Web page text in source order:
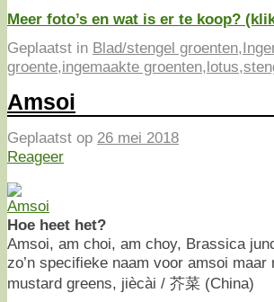
Meer foto’s en wat is er te koop?
Geplaatst in Blad/stengel groenten,
groente,ingemaakte groenten,lotus,
Amsoi
Geplaatst op 26 mei 2018
Reageer
Hoe heet het?
Amsoi, am choi, am choy, Brassica
zo’n specifieke naam voor amsoi
mustard greens, jiècài / 芥菜 (China)